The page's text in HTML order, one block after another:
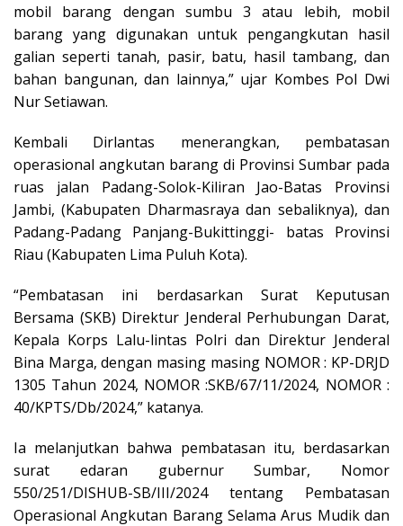
mobil barang dengan sumbu 3 atau lebih, mobil
barang yang digunakan untuk pengangkutan hasil
galian seperti tanah, pasir, batu, hasil tambang, dan
bahan bangunan, dan lainnya,” ujar Kombes Pol Dwi
Nur Setiawan.
Kembali Dirlantas menerangkan, pembatasan
operasional angkutan barang di Provinsi Sumbar pada
ruas jalan Padang-Solok-Kiliran Jao-Batas Provinsi
Jambi, (Kabupaten Dharmasraya dan sebaliknya), dan
Padang-Padang Panjang-Bukittinggi- batas Provinsi
Riau (Kabupaten Lima Puluh Kota).
“Pembatasan ini berdasarkan Surat Keputusan
Bersama (SKB) Direktur Jenderal Perhubungan Darat,
Kepala Korps Lalu-lintas Polri dan Direktur Jenderal
Bina Marga, dengan masing masing NOMOR : KP-DRJD
1305 Tahun 2024, NOMOR :SKB/67/11/2024, NOMOR :
40/KPTS/Db/2024,” katanya.
Ia melanjutkan bahwa pembatasan itu, berdasarkan
surat edaran gubernur Sumbar, Nomor
550/251/DISHUB-SB/III/2024 tentang Pembatasan
Operasional Angkutan Barang Selama Arus Mudik dan